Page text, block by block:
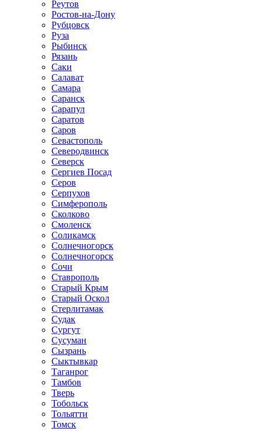
Реутов
Ростов-на-Дону
Рубцовск
Руза
Рыбинск
Рязань
Саки
Салават
Самара
Саранск
Сарапул
Саратов
Саров
Севастополь
Северодвинск
Северск
Сергиев Посад
Серов
Серпухов
Симферополь
Сколково
Смоленск
Соликамск
Солнечногорск
Солнечногорск
Сочи
Ставрополь
Старый Крым
Старый Оскол
Стерлитамак
Судак
Сургут
Сусуман
Сызрань
Сыктывкар
Таганрог
Тамбов
Тверь
Тобольск
Тольятти
Томск